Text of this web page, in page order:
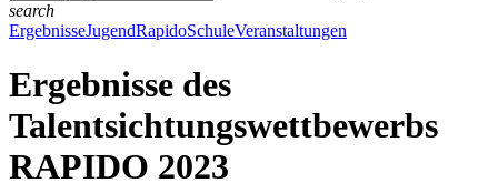
search
Close
ErgebnisseJugendRapidoSchuleVeranstaltungen
Ergebnisse des
Talentsichtungswettbewerbs
RAPIDO 2023